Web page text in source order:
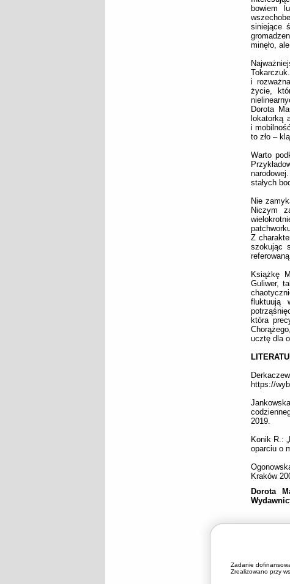
bowiem
siniejące
minęło,
i
życie,
Dorota
lokatorką
i
to zło –
Warto
stałych
Nie
Niczym
Z
szokując
Książkę
Guliwer,
fluktuują
która
ucztę dla
https://
2019.
Konik R.:
oparciu o
Kraków
Dorota
Zadanie
Zrealizowano przy